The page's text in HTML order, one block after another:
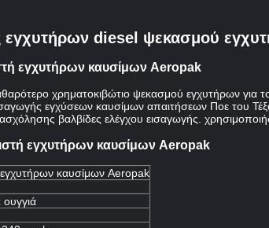
εγχυτήρων diesel ψεκασμού
εγχυτήρων καυσίμων Aeropak
χρηματοκιβώτιο ψεκασμού εγχυτήρων για
εγχύσεων καυσίμων απαιτήσεων Ποε του
βαλβίδες ελέγχου εισαγωγής.
εγχυτήρων καυσίμων Aeropak
καυσίμων Aeropak